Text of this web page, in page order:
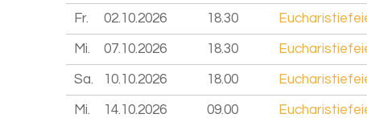
Fr. 02.10.2026 18.30
Mi. 07.10.2026 18.30
Sa. 10.10.2026 18.00
Mi. 14.10.2026 09.00